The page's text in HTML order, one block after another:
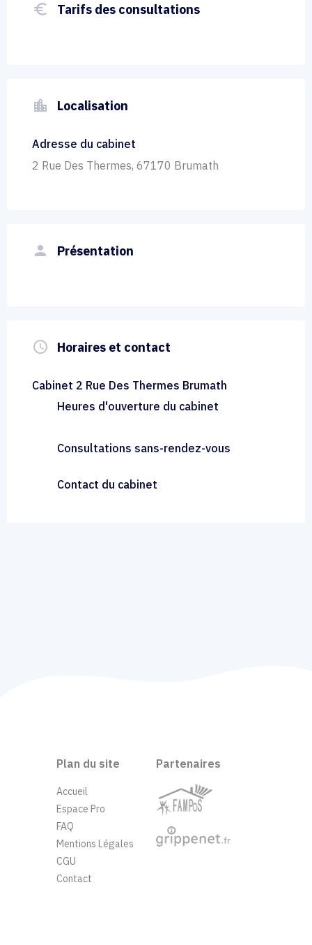
euro_symbol Tarifs des consultations
location_city Localisation
Adresse du cabinet
2 Rue Des Thermes, 67170 Brumath
person Présentation
query_builder Horaires et contact
Cabinet 2 Rue Des Thermes Brumath
Heures d'ouverture du cabinet
Consultations sans-rendez-vous
Contact du cabinet
Plan du site
Accueil
Espace Pro
FAQ
Mentions Légales
CGU
Contact
Partenaires